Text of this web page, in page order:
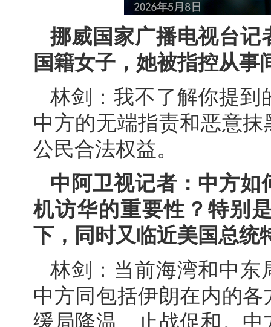
挪威国家广播电视台记
国籍女子，她被指控从
林剑：我不了解你提到
中方的无端指责和恶意
公民合法权益。
中阿卫视记者：中方
机访华的重要性？特别
下，同时又临近美国总统
林剑：当前海湾和中东
中方同包括伊朗在内的
缓局降温、止战促和。